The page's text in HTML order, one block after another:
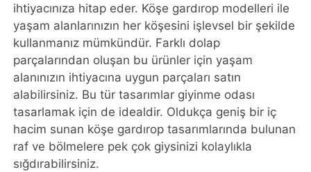
ihtiyacınıza hitap eder. Köşe gardırop modelleri ile
yaşam alanlarınızın her köşesini işlevsel bir şekilde
kullanmanız mümkündür. Farklı dolap
parçalarından oluşan bu ürünler için yaşam
alanınızın ihtiyacına uygun parçaları satın
alabilirsiniz. Bu tür tasarımlar giyinme odası
tasarlamak için de idealdir. Oldukça geniş bir iç
hacim sunan köşe gardırop tasarımlarında bulunan
raf ve bölmelere pek çok giysinizi kolaylıkla
sığdırabilirsiniz.